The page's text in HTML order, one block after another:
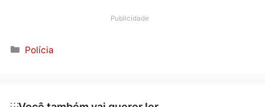
(SUS), ou seja, a população poderá ter acesso aos